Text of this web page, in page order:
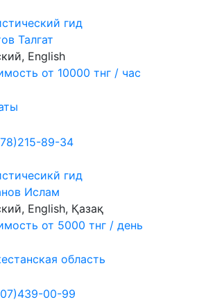
гид
Талгат
English
от 10000 тнг / час
89-34
гид
Ислам
English, Қазақ
от 5000 тнг / день
область
00-99